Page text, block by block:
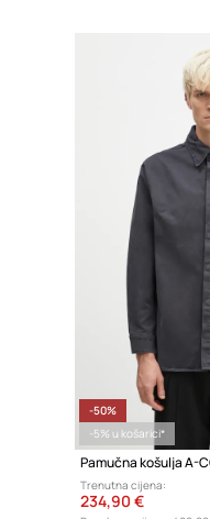
-50%
-5% u košarici*
Pamučna košulja A-
Trenutna cijena:
234,90 €